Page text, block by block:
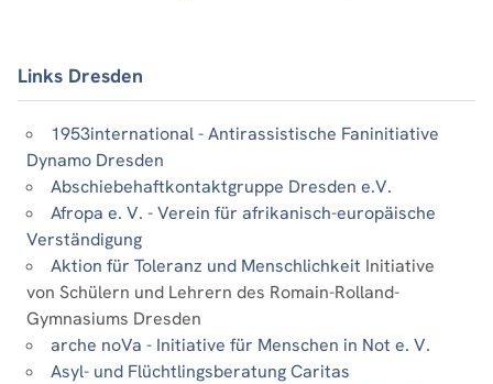
Links Dresden
1953international - Antirassistische Faninitiative
Dynamo Dresden
Abschiebehaftkontaktgruppe Dresden e.V.
Afropa e. V. - Verein für afrikanisch-europäische
Verständigung
Aktion für Toleranz und Menschlichkeit Initiative
von Schülern und Lehrern des Romain-Rolland-
Gymnasiums Dresden
arche noVa - Initiative für Menschen in Not e. V.
Asyl- und Flüchtlingsberatung Caritas